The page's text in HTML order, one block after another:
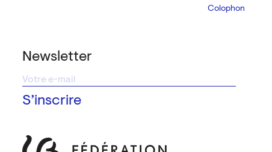
Newsletter
Colophon
Design:Marcel